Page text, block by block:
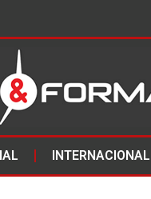
INTERNACIONAL